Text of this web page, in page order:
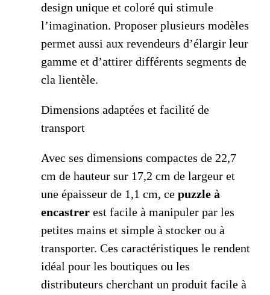
design unique et coloré qui stimule
l’imagination. Proposer plusieurs modèles
permet aussi aux revendeurs d’élargir leur
gamme et d’attirer différents segments de
cla lientèle.
Dimensions adaptées et facilité de
transport
Avec ses dimensions compactes de 22,7
cm de hauteur sur 17,2 cm de largeur et
une épaisseur de 1,1 cm, ce puzzle à
encastrer est facile à manipuler par les
petites mains et simple à stocker ou à
transporter. Ces caractéristiques le rendent
idéal pour les boutiques ou les
distributeurs cherchant un produit facile à